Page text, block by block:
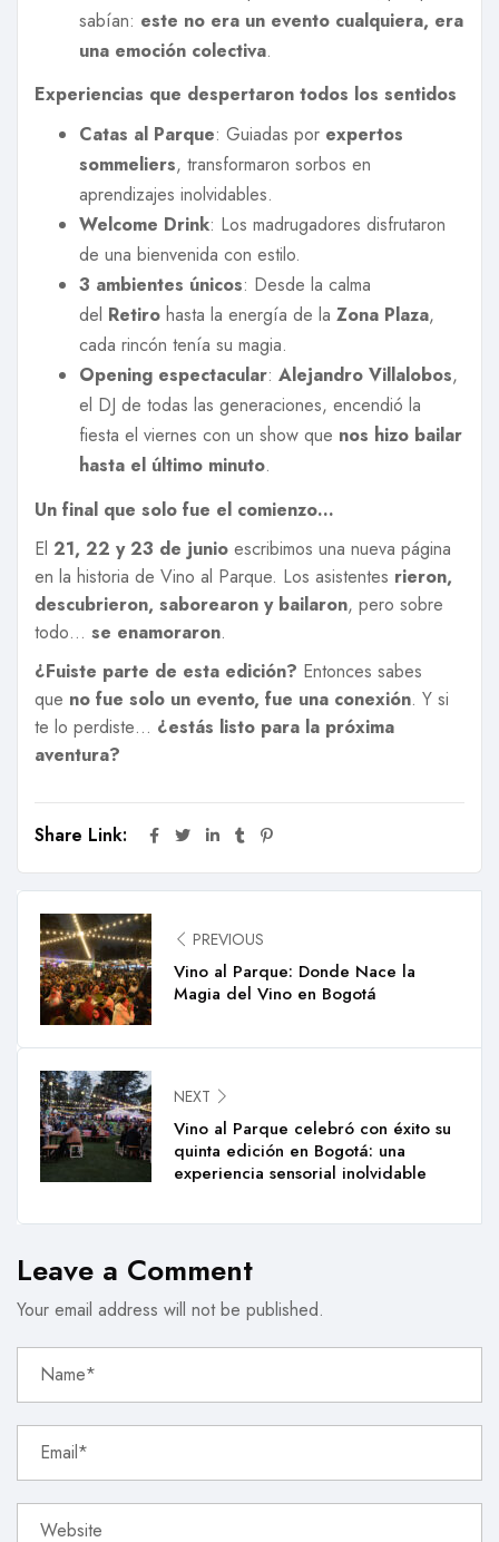
sabían: este no era un evento cualquiera, era
una emoción colectiva.
Experiencias que despertaron todos los sentidos
Catas al Parque: Guiadas por expertos
sommeliers, transformaron sorbos en
aprendizajes inolvidables.
Welcome Drink: Los madrugadores disfrutaron
de una bienvenida con estilo.
3 ambientes únicos: Desde la calma
del Retiro hasta la energía de la Zona Plaza,
cada rincón tenía su magia.
Opening espectacular: Alejandro Villalobos,
el DJ de todas las generaciones, encendió la
fiesta el viernes con un show que nos hizo bailar
hasta el último minuto.
Un final que solo fue el comienzo…
El 21, 22 y 23 de junio escribimos una nueva página
en la historia de Vino al Parque. Los asistentes rieron,
descubrieron, saborearon y bailaron, pero sobre
todo… se enamoraron.
¿Fuiste parte de esta edición? Entonces sabes
que no fue solo un evento, fue una conexión. Y si
te lo perdiste… ¿estás listo para la próxima
aventura?
Share Link:
PREVIOUS
Vino al Parque: Donde Nace la
Magia del Vino en Bogotá
NEXT
Vino al Parque celebró con éxito su
quinta edición en Bogotá: una
experiencia sensorial inolvidable
Leave a Comment
Your email address will not be published.